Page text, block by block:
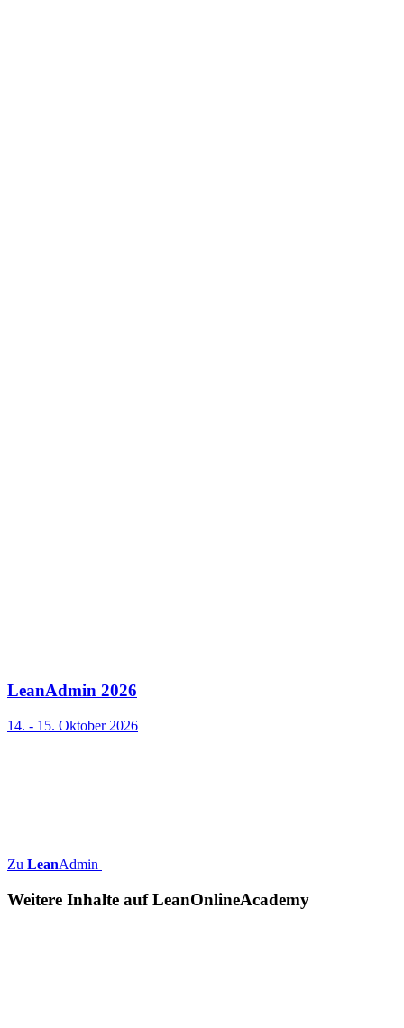
LeanAdmin 2026
14. - 15. Oktober 2026
Zu LeanAdmin
Weitere Inhalte aufLeanOnlineAcademy